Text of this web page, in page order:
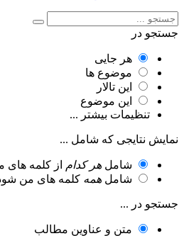
جستجو در
هر جایی
موضوع ها
این تالار
این موضوع
تنظیمات بیشتر ...
نمایش نتایجی که شامل ...
شامل هر کدام از کلمه
شامل همه کلمه های من
جستجو در ...
متن و عناوین مطالب